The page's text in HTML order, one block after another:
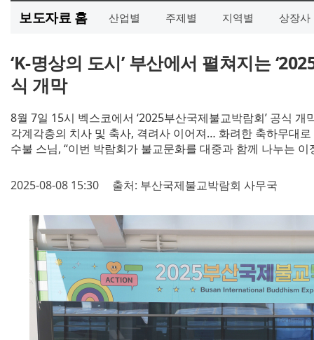
보도자료 홈 산업별 주제별 지역별 상장사
‘K-명상의 도시’ 부산에서 펼쳐지는
식 개막
8월 7일 15시 벡스코에서 ‘2025부산국제불교박람회’ 공식 개
각계각층의 치사 및 축사, 격려사 이어져… 화려한 축하무대
수불 스님, “이번 박람회가 불교문화를 대중과 함께 나누는 이
2025-08-08 15:30 출처: 부산국제불교박람회 사무국